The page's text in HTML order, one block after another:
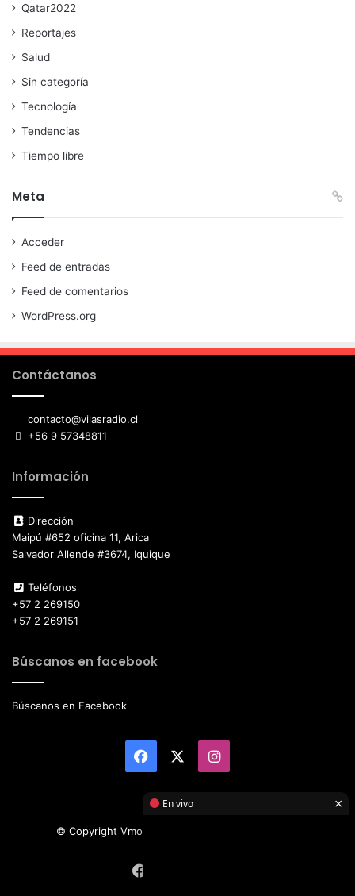
Qatar2022
Reportajes
Salud
Sin categoría
Tecnología
Tendencias
Tiempo libre
Meta
Acceder
Feed de entradas
Feed de comentarios
WordPress.org
Contáctanos
contacto@vilasradio.cl
+56 9 57348811
Información
Dirección
Maipú #652 oficina 11, Arica
Salvador Allende #3674, Iquique
Teléfonos
+57 2 269150
+57 2 269151
Búscanos en facebook
Búscanos en Facebook
Facebook Instagram
© Copyright Vmotor TI 2026, All Rights Reserved
En vivo ×